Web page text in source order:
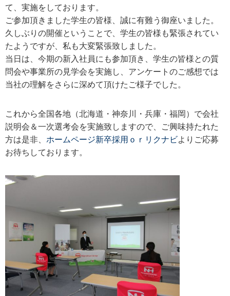
て、実施をしております。
ご参加頂きました学生の皆様、誠に有難う御座いました。
久しぶりの開催ということで、学生の皆様も緊張されてい
たようですが、私も大変緊張致しました。
当日は、今期の新入社員にも参加頂き、学生の皆様との質
問会や事業所の見学会を実施し、アンケートのご感想では
当社の理解をさらに深めて頂けたご様子でした。
これから全国各地（北海道・神奈川・兵庫・福岡）で会社
説明会＆一次選考会を実施致しますので、ご興味持たれた
方は是非、 ホームページ新卒採用ｏｒリクナビよりご応募
お待ちしております。